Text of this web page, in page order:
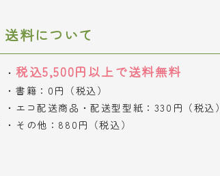
送料について
税込5,500円以上で送料無料
書籍：0円（税込）
エコ配送商品・配送型型紙：330円（税込）
その他：880円（税込）